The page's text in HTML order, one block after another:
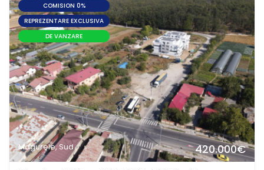
COMISION 0%
REPREZENTARE EXCLUSIVA
DE VANZARE
Magurele, Sud 420.000€